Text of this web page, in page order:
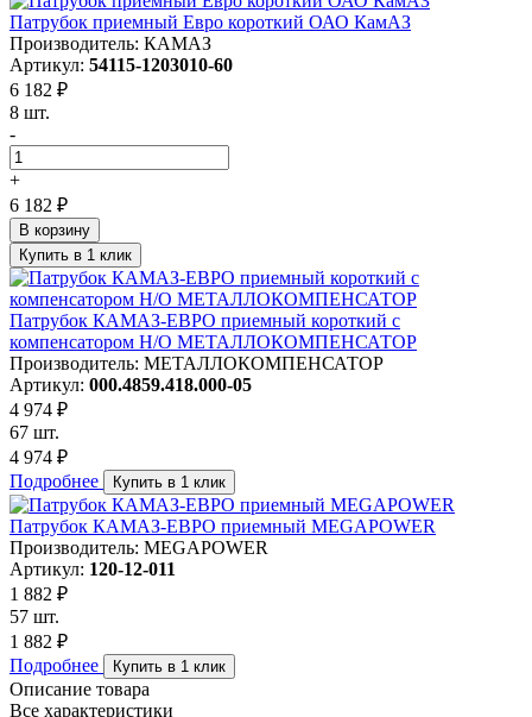
Патрубок приемный Евро короткий ОАО КамАЗ
Производитель: КАМАЗ
Артикул: 54115-1203010-60
6 182 ₽
8 шт.
-
+
6 182 ₽
В корзину
Купить в 1 клик
Патрубок КАМАЗ-ЕВРО приемный короткий с
компенсатором Н/О МЕТАЛЛОКОМПЕНСАТОР
Производитель: МЕТАЛЛОКОМПЕНСАТОР
Артикул: 000.4859.418.000-05
4 974 ₽
67 шт.
4 974 ₽
Подробнее
Купить в 1 клик
Патрубок КАМАЗ-ЕВРО приемный MEGAPOWER
Производитель: MEGAPOWER
Артикул: 120-12-011
1 882 ₽
57 шт.
1 882 ₽
Подробнее
Купить в 1 клик
Описание товара
Все характеристики